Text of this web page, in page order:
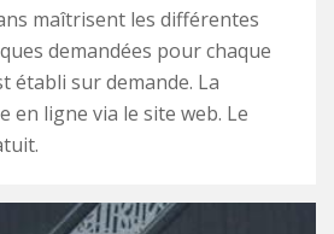
maîtrisent les différentes
demandées pour chaque
établi sur demande. La
en ligne via le site web. Le